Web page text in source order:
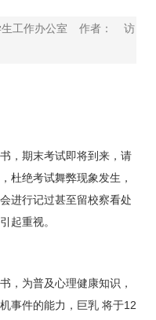
工作办公室 作者：
访
，期末考试即将到来，请
杜绝考试舞弊现象发生，
进行记过甚至留校察看处
起重视。
，为普及心理健康知识，
事件的能力，巨乳 将于12